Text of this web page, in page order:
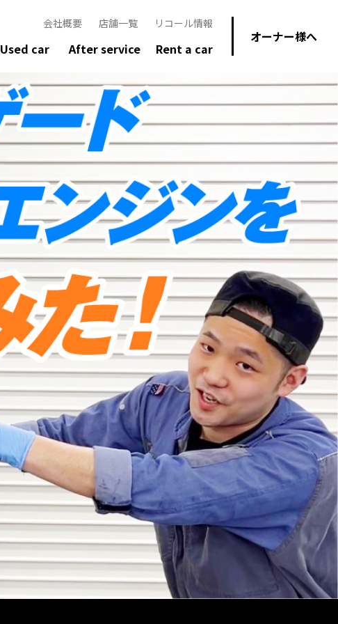
Used car After service Rent a car
オーナー様へ
会社概要 店舗一覧 リコール情報